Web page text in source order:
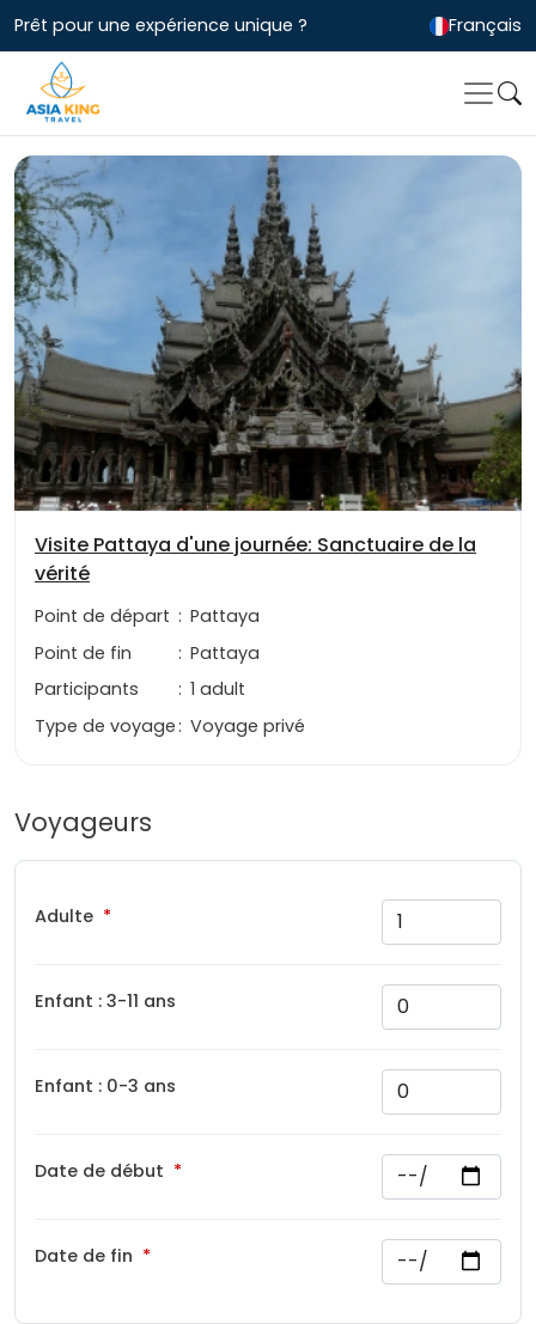
Prêt pour une expérience unique ? Français
Voyageurs
Adulte
Enfant : 3-11 ans
Enfant : 0-3 ans
Date de début
Date de fin
Visite Pattaya d'une journée: Sanctuaire de la
vérité
Point de départ : Pattaya
Point de fin
: Pattaya
Participants
: 1 adult
Type de voyage: Voyage privé